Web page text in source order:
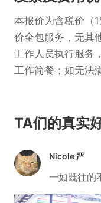
本报价为含税价（
价全包服务，无其
工作人员执行服务
工作简餐；如无法
TA们的真实
Nicole 严
一如既往的